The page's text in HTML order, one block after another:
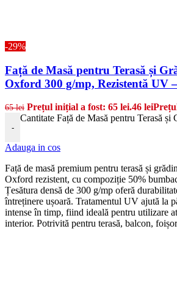
-29%
Față de Masă pentru Terasă și
Oxford 300 g/mp, Rezistentă UV
65lei Prețul inițial a fost: 65 lei.46 lei
-
Cantitate Față de Masă pentru Terasă
Adauga in cos
Față de masă premium pentru terasă și
Oxford rezistent, cu compoziție 50%
Țesătura densă de 300 g/mp oferă
întreținere ușoară. Tratamentul UV ajută la
intense în timp, fiind ideală pentru utilizare
interior. Potrivită pentru terasă, balcon,